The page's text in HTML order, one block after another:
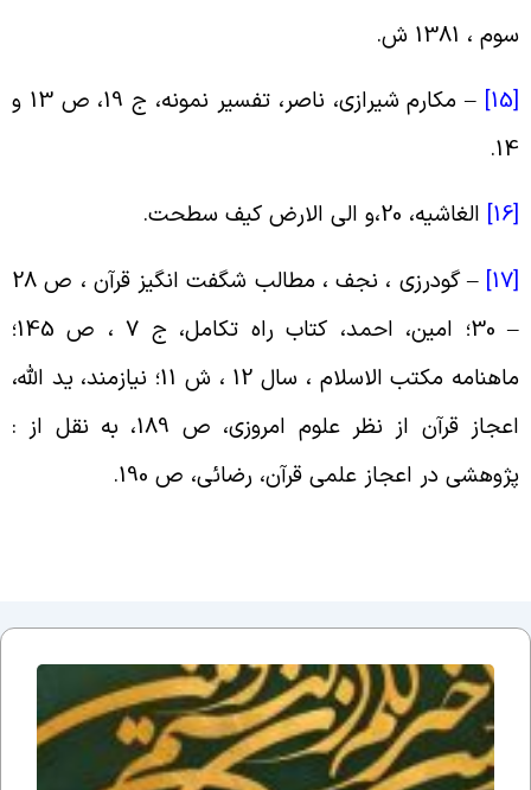
، 1381 ش
.
–
مکارم شیرازى، ناصر، تفسیر نمونه، ج 19، ص 13 و
.
الغاشیه، 20،و الی الارض کیف سطحت
.
–
گودرزی ، نجف ، مطالب شگفت انگیز قرآن ، ص 28
– 30؛ امین، احمد، کتاب راه تکامل، ج 7 ، ص 145؛
ماهنامه مکتب الاسلام ، سال 12 ، ش 11؛ نیازمند، ید الله،
اعجاز قرآن از نظر علوم امروزی، ص 189، به نقل از :
در اعجاز علمی قرآن، رضائی، ص 190
.
دلایل
بر زنده
بودن